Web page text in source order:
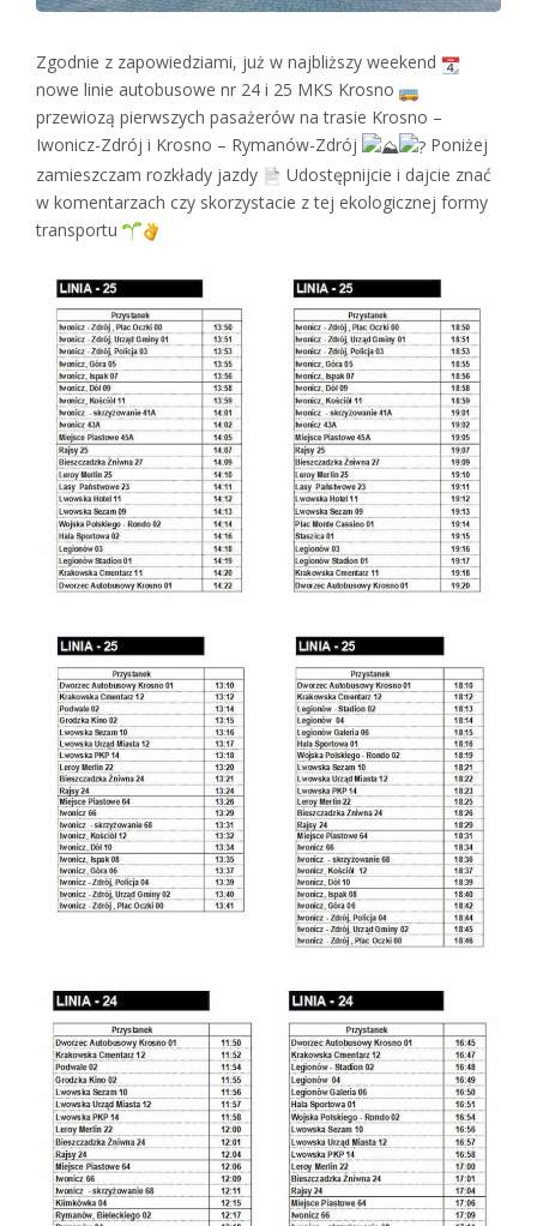
Zgodnie z zapowiedziami, już w najbliższy weekend
nowe linie autobusowe nr 24 i 25 MKS Krosno
przewiozą pierwszych pasażerów na trasie Krosno –
Iwonicz-Zdrój i Krosno – Rymanów-Zdrój
Poniżej
zamieszczam rozkłady jazdy
Udostępnijcie i dajcie znać
w komentarzach czy skorzystacie z tej ekologicznej formy
transportu